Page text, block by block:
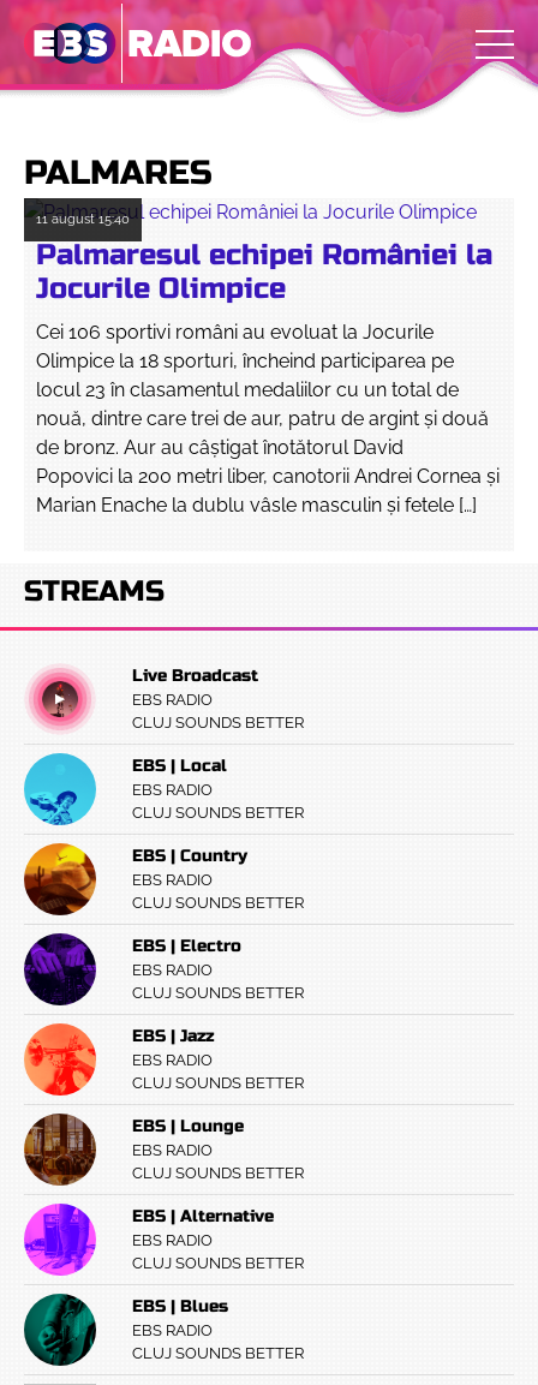
PALMARES
11 august15:40
Palmaresul echipei României la
Jocurile Olimpice
Cei 106 sportivi români au evoluat la Jocurile
Olimpice la 18 sporturi, încheind participarea pe
locul 23 în clasamentul medaliilor cu un total de
nouă, dintre care trei de aur, patru de argint şi două
de bronz. Aur au câştigat înotătorul David
Popovici la 200 metri liber, canotorii Andrei Cornea şi
Marian Enache la dublu vâsle masculin şi fetele […]
STREAMS
Live Broadcast
EBS RADIO
CLUJ SOUNDS BETTER
EBS | Local
EBS RADIO
CLUJ SOUNDS BETTER
EBS | Country
EBS RADIO
CLUJ SOUNDS BETTER
EBS | Electro
EBS RADIO
CLUJ SOUNDS BETTER
EBS | Jazz
EBS RADIO
CLUJ SOUNDS BETTER
EBS | Lounge
EBS RADIO
CLUJ SOUNDS BETTER
EBS | Alternative
EBS RADIO
CLUJ SOUNDS BETTER
EBS | Blues
EBS RADIO
CLUJ SOUNDS BETTER